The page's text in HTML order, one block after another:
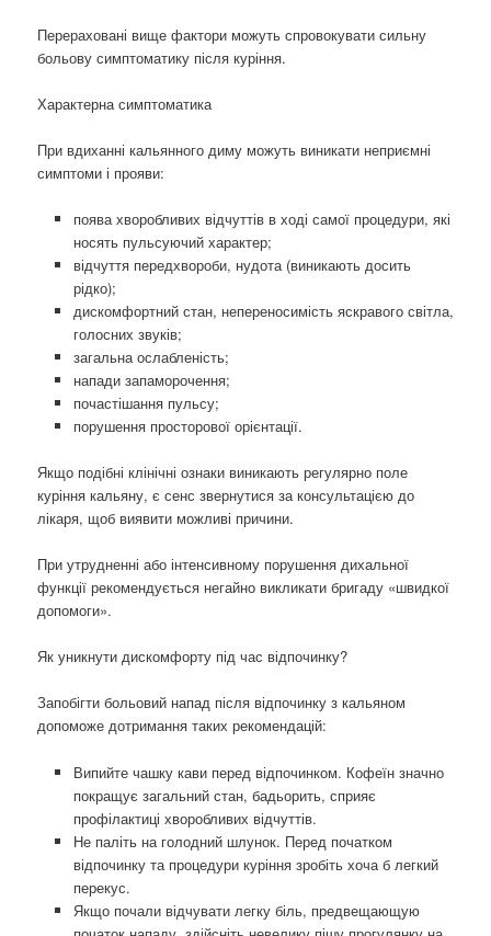
Перераховані вище фактори можуть спровокувати сильну
больову симптоматику після куріння.
Характерна симптоматика
При вдиханні кальянного диму можуть виникати неприємні
симптоми і прояви:
поява хворобливих відчуттів в ході самої процедури, які
носять пульсуючий характер;
відчуття передхвороби, нудота (виникають досить
рідко);
дискомфортний стан, непереносимість яскравого світла,
голосних звуків;
загальна ослабленість;
напади запаморочення;
почастішання пульсу;
порушення просторової орієнтації.
Якщо подібні клінічні ознаки виникають регулярно поле
куріння кальяну, є сенс звернутися за консультацією до
лікаря, щоб виявити можливі причини.
При утрудненні або інтенсивному порушення дихальної
функції рекомендується негайно викликати бригаду «швидкої
допомоги».
Як уникнути дискомфорту під час відпочинку?
Запобігти больовий напад після відпочинку з кальяном
допоможе дотримання таких рекомендацій:
Випийте чашку кави перед відпочинком. Кофеїн значно
покращує загальний стан, бадьорить, сприяє
профілактиці хворобливих відчуттів.
Не паліть на голодний шлунок. Перед початком
відпочинку та процедури куріння зробіть хоча б легкий
перекус.
Якщо почали відчувати легку біль, предвещающую